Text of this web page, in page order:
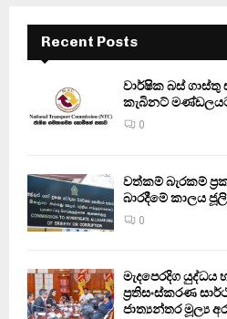
Recent Posts
වාර්ෂික බස්
කැබිනට්
0
වත්කම් බැරකම්
බාරදීමේ කාලය
0
මැදපෙරදිග යුද්ධය
ප්‍රතිසංස්කරණ
ජාත්‍යන්තර මූල්‍ය